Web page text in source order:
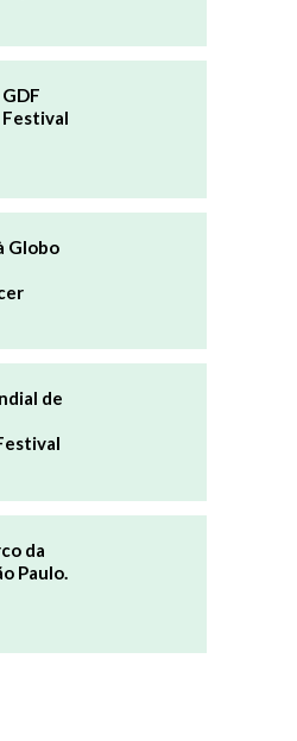
Globo
de
da
Paulo.